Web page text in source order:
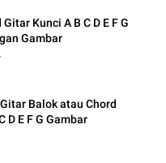
Gambar
Balok atau Chord
D E F G Gambar